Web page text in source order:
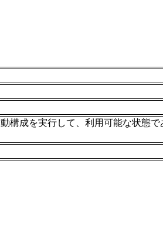
構成を実行して、利用可能な状態で